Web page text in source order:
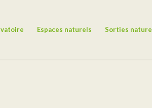
Espaces naturels Sorties nature